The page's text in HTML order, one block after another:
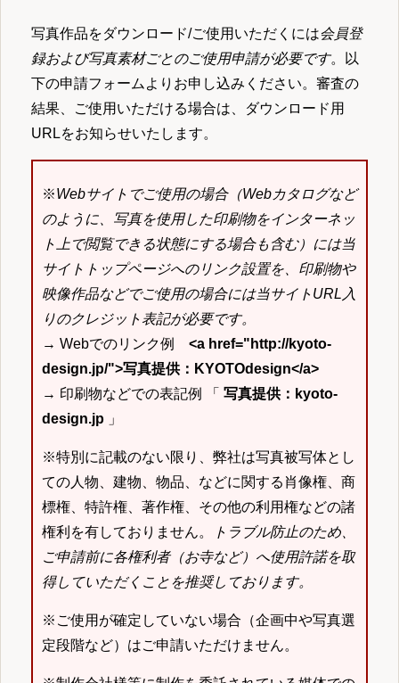
写真作品をダウンロード/ご使用いただくには会員登
録および写真素材ごとのご使用申請が必要です。以
下の申請フォームよりお申し込みください。審査の
結果、ご使用いただける場合は、ダウンロード用
URLをお知らせいたします。
※Webサイトでご使用の場合（Webカタログなど
のように、写真を使用した印刷物をインターネッ
ト上で閲覧できる状態にする場合も含む）には当
サイトトップページへのリンク設置を、印刷物や
映像作品などでご使用の場合には当サイトURL入
りのクレジット表記が必要です。
→ Webでのリンク例 <a href="http://kyoto-
design.jp/">写真提供：KYOTOdesign</a>
→ 印刷物などでの表記例 「 写真提供：kyoto-
design.jp 」
※特別に記載のない限り、弊社は写真被写体とし
ての人物、建物、物品、などに関する肖像権、商
標権、特許権、著作権、その他の利用権などの諸
権利を有しておりません。
トラブル防止のため、
ご申請前に各権利者（お寺など）へ使用許諾を取
得していただくことを推奨しております。
※ご使用が確定していない場合（企画中や写真選
定段階など）はご申請いただけません。